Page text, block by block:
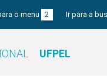
o menu 2 Ir para a
UFPEL